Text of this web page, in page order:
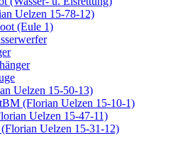
Uelzen 15-78-12)
(Eule 1)
Uelzen 15-50-13)
(Florian Uelzen 15-10-1)
Uelzen 15-47-11)
Uelzen 15-31-12)